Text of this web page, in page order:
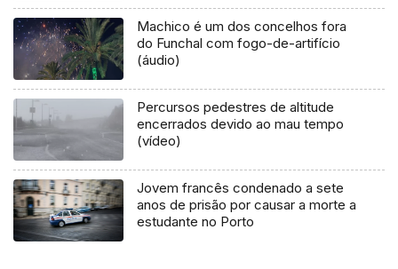
Machico é um dos concelhos fora
do Funchal com fogo-de-artifício
(áudio)
Percursos pedestres de altitude
encerrados devido ao mau tempo
(vídeo)
Jovem francês condenado a sete
anos de prisão por causar a morte a
estudante no Porto